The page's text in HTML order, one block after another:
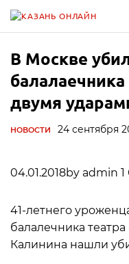
В Москве
балалаечника
двумя
НОВОСТИ 24 сентября
04.01.2018by admin
41-летнего
балалечника
Калинина нашли